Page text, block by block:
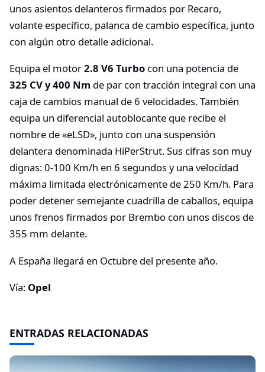
unos asientos delanteros firmados por Recaro,
volante específico, palanca de cambio específica, junto
con algún otro detalle adicional.
Equipa el motor2.8 V6 Turbo con una potencia de
325 CV y 400 Nm de par con tracción integral con una
caja de cambios manual de 6 velocidades. También
equipa un diferencial autoblocante que recibe el
nombre de «eLSD», junto con una suspensión
delantera denominada HiPerStrut. Sus cifras son muy
dignas: 0-100 Km/h en 6 segundos y una velocidad
máxima limitada electrónicamente de 250 Km/h. Para
poder detener semejante cuadrilla de caballos, equipa
unos frenos firmados por Brembo con unos discos de
355 mm delante.
A España llegará en Octubre del presente año.
Vía: Opel
ENTRADAS RELACIONADAS